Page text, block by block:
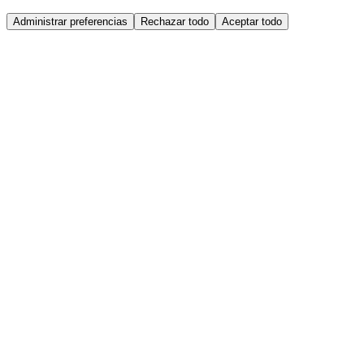
Administrar preferencias Rechazar todo Aceptar todo